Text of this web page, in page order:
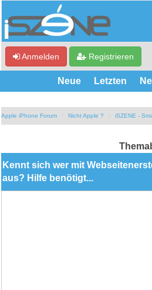
Anmelden Registrieren
Neue Letzten
Apple iPhone Forum Nicht Apple ? iSZENE -
Kennt sich wer mit
aus? Hilfe benötigt...